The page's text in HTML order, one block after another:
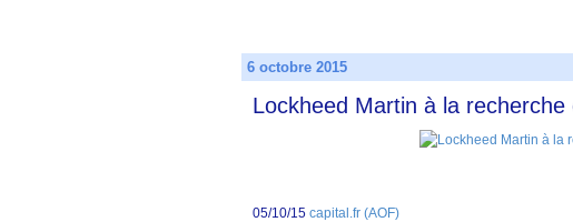
6 octobre 2015
Lockheed Martin à la recherche
05/10/15 capital.fr (AOF)